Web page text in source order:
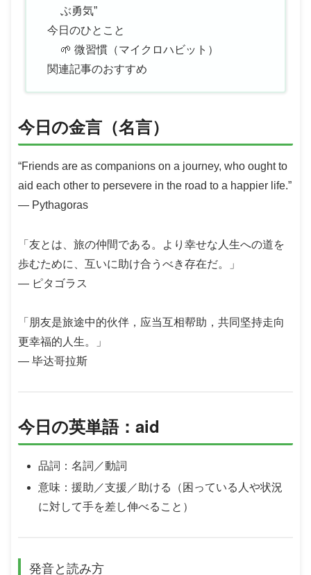
ぶ勇気”
今日のひとこと
🌱 微習慣（マイクロハビット）
関連記事のおすすめ
今日の金言（名言）
“Friends are as companions on a journey, who ought to
aid each other to persevere in the road to a happier life.”
— Pythagoras
「友とは、旅の仲間である。より幸せな人生への道を
歩むために、互いに助け合うべき存在だ。」
— ピタゴラス
「朋友是旅途中的伙伴，应当互相帮助，共同坚持走向
更幸福的人生。」
— 毕达哥拉斯
今日の英単語：aid
品詞：名詞／動詞
意味：援助／支援／助ける（困っている人や状況
に対して手を差し伸べること）
発音と読み方